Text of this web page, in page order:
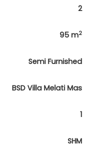
2
95 m2
Semi Furnished
BSD Villa Melati Mas
1
SHM